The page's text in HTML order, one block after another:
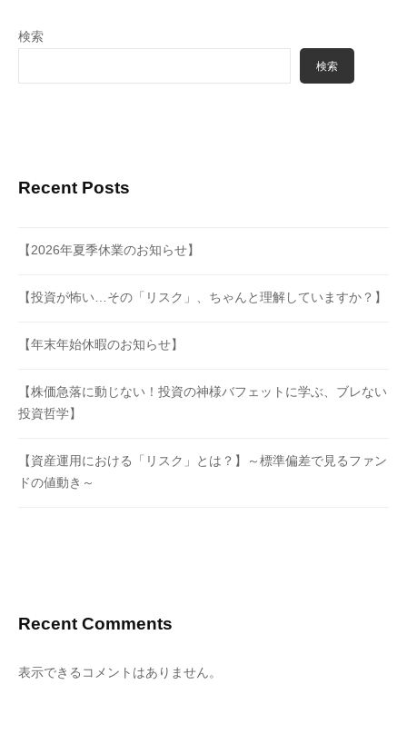
検索
検索
Recent Posts
【2026年夏季休業のお知らせ】
【投資が怖い…その「リスク」、ちゃんと理解していますか？】
【年末年始休暇のお知らせ】
【株価急落に動じない！投資の神様バフェットに学ぶ、ブレない
投資哲学】
【資産運用における「リスク」とは？】～標準偏差で見るファン
ドの値動き～
Recent Comments
表示できるコメントはありません。